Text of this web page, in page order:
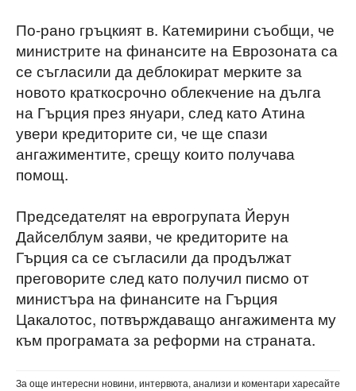
По-рано гръцкият в. Катемирини съобщи, че
министрите на финансите на Еврозоната са
се съгласили да деблокират мерките за
новото краткосрочно облекчение на дълга
на Гърция през януари, след като Атина
увери кредиторите си, че ще спази
ангажиментите, срещу които получава
помощ.
Председателят на еврогрупата Йерун
Дайселблум заяви, че кредиторите на
Гърция са се съгласили да продължат
преговорите след като получил писмо от
министъра на финансите на Гърция
Цакалотос, потвърждаващо ангажимента му
към програмата за реформи на страната.
За още интересни новини, интервюта, анализи и коментари харесайте